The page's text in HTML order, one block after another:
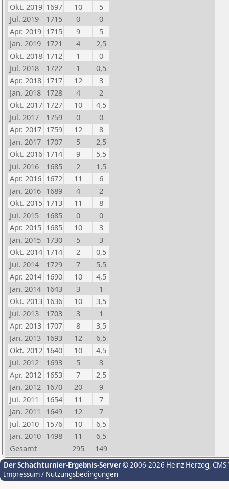
Okt. 2019 1697 10
5
Jul. 2019
1715 0
0
Apr. 2019 1715 9
5
Jan. 2019 1721 4
2,5
Okt. 2018 1712 1
0
Jul. 2018
1722 1
0,5
Apr. 2018 1717 12
3
Jan. 2018 1728 4
2
Okt. 2017 1727 10
4,5
Jul. 2017
1759 0
0
Apr. 2017 1759 12
8
Jan. 2017 1707 5
2,5
Okt. 2016 1714 9
5,5
Jul. 2016
1685 2
1,5
Apr. 2016 1672 11
6
Jan. 2016 1689 4
2
Okt. 2015 1713 11
8
Jul. 2015
1685 0
0
Apr. 2015 1685 10
3
Jan. 2015 1730 5
3
Okt. 2014 1714 2
0,5
Jul. 2014
1729 7
5,5
Apr. 2014 1690 10
4,5
Jan. 2014 1643 3
1
Okt. 2013 1636 10
3,5
Jul. 2013
1703 3
1
Apr. 2013 1707 8
3,5
Jan. 2013 1693 12
6,5
Okt. 2012 1640 10
4,5
Jul. 2012
1693 5
3
Apr. 2012 1653 7
2,5
Jan. 2012 1670 20
9
Jul. 2011
1654 11
7
Jan. 2011
1649 12
7
Jul. 2010
1576 10
6,5
Jan. 2010 1498 11
6,5
Gesamt
295 149
Der Schachturnier-Ergebnis-Server© 2006-2026 Heinz Herzog,
Impressum / Nutzungsbedingungen